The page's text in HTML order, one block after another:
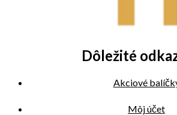
Dôležité
Akciové
Môj účet